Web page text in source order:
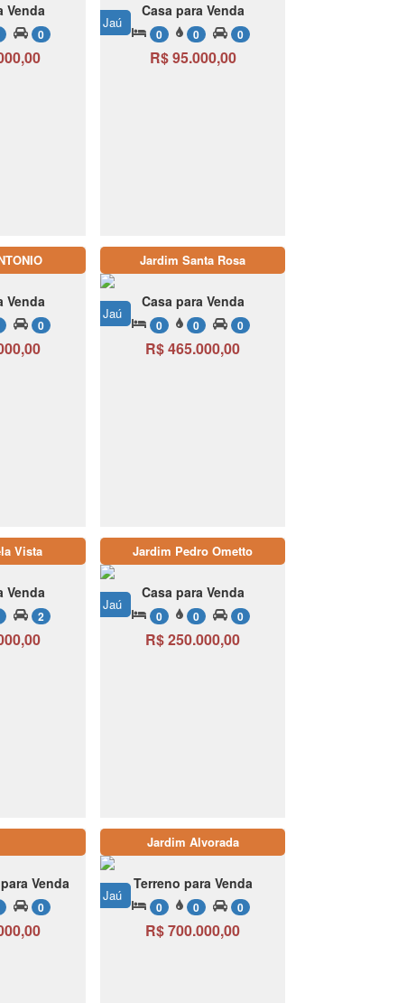
Venda
0
Jaú
Casa para Venda
0 0 0
R$ 95.000,00
Venda
0
Jardim Santa Rosa
Jaú
Casa para Venda
0 0 0
R$ 465.000,00
Vista
Venda
2
Jardim Pedro Ometto
Jaú
Casa para Venda
0 0 0
R$ 250.000,00
Venda
0
Jardim Alvorada
Jaú
Terreno para Venda
0 0 0
R$ 700.000,00